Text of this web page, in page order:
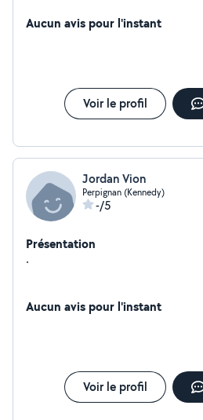
hésiter à me contacter
Aucun avis pour l'instant
Voir le profil
Jordan Vion
Perpignan (Kennedy)
-/5
Présentation
.
Aucun avis pour l'instant
Voir le profil